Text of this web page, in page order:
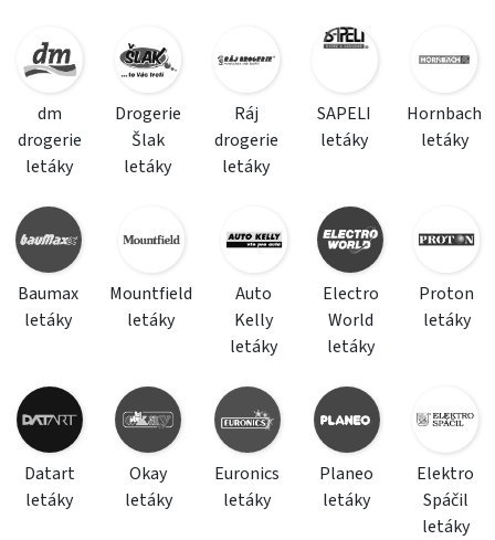
dm
drogerie
letáky
Drogerie
Šlak
letáky
Ráj
drogerie
letáky
SAPELI
letáky
Hornbach
letáky
Baumax
letáky
Mountfield
letáky
Auto
Kelly
letáky
Electro
World
letáky
Proton
letáky
Datart
letáky
Okay
letáky
Euronics
letáky
Planeo
letáky
Elektro
Spáčil
letáky